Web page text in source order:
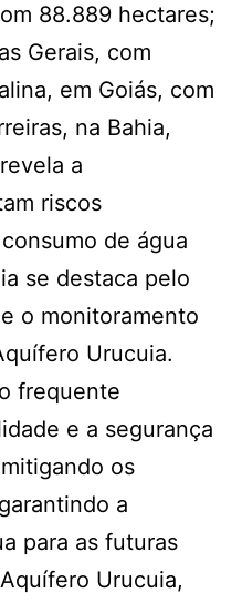
88.889 hectares;
Gerais, com
em Goiás, com
na Bahia,
a
riscos
de água
se destaca pelo
o monitoramento
Urucuia.
frequente
e a segurança
os
a
para as futuras
Urucuia,